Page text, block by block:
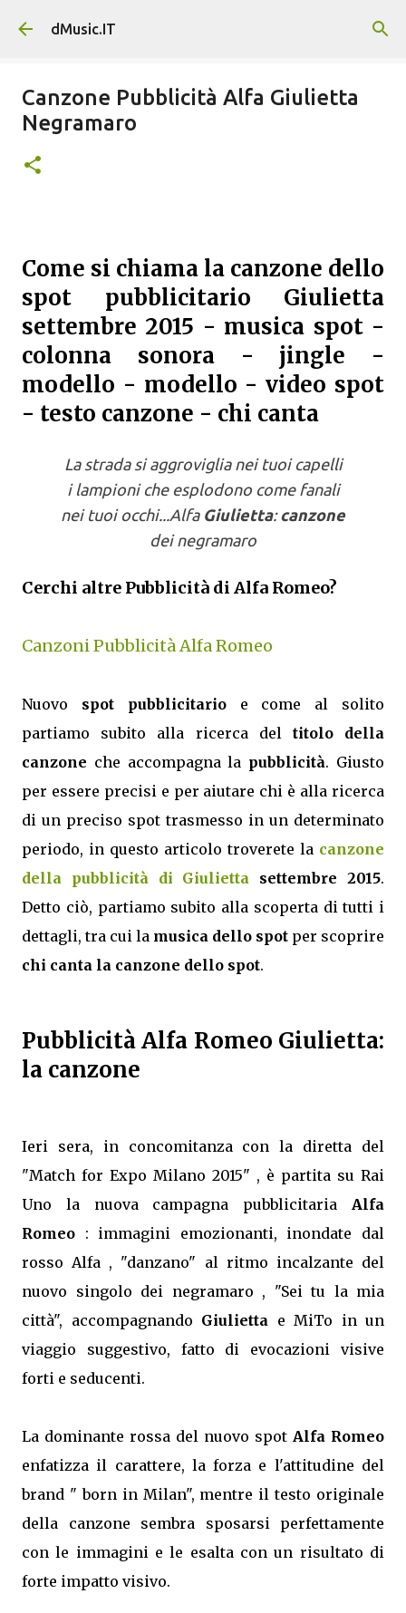
Passa ai contenuti principali
dMusic.IT
Canzone Pubblicità Alfa Giulietta
Negramaro
Come si chiama la canzone dello
spot pubblicitario Giulietta
settembre 2015 - musica spot -
colonna sonora - jingle -
modello - modello - video spot
- testo canzone - chi canta
La strada si aggroviglia nei tuoi capelli
i lampioni che esplodono come fanali
nei tuoi occhi...Alfa Giulietta:canzone
dei negramaro
Cerchi altre Pubblicità di Alfa Romeo?
Canzoni Pubblicità Alfa Romeo
Nuovo spot pubblicitarioe come al solito
partiamo subito alla ricerca del titolo della
canzone che accompagna la pubblicità. Giusto
per essere precisi e per aiutare chi è alla ricerca
di un preciso spot trasmesso in un determinato
periodo, in questo articolo troverete la canzone
della pubblicità di Giulietta settembre 2015.
Detto ciò, partiamo subito alla scoperta di tutti i
dettagli, tra cui la musica dello spot per scoprire
chi canta la canzone dello spot.
Pubblicità Alfa Romeo Giulietta:
la canzone
Ieri sera, in concomitanza con la diretta del
"Match for Expo Milano 2015" , è partita su Rai
Uno la nuova campagna pubblicitaria Alfa
Romeo : immagini emozionanti, inondate dal
rosso Alfa , "danzano" al ritmo incalzante del
nuovo singolo dei negramaro , "Sei tu la mia
città", accompagnando Giulietta e MiTo in un
viaggio suggestivo, fatto di evocazioni visive
forti e seducenti.
La dominante rossa del nuovo spot Alfa Romeo
enfatizza il carattere, la forza e l'attitudine del
brand " born in Milan", mentre il testo originale
della canzone sembra sposarsi perfettamente
con le immagini e le esalta con un risultato di
forte impatto visivo.